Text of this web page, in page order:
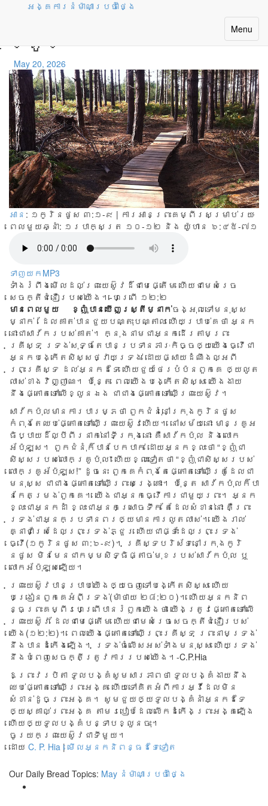
អង្គការនំម៉ាណាប្រចាំថ្ងៃ
Toggle
Menu
ត្រូវ
May 20, 2026
អាន : ១កូរិនថូស ៣:១-៩ | ការអានព្រះគម្ពីរសម្រាប់រយៈ
ពេលមួយឆ្នាំ: ១របាក្សត្រ ១០-១២ និង យ៉ូហាន ៦:៤៥-៧១
ទាញយកMP3
ទាំង​រំពឹង​មើល​ដល់​ព្រះយេស៊ូវ​ដ៏​ជា​មេ​ផ្តើម ហើយ​ជា​មេ​សំរេច​
សេចក្តី​ជំនឿ​របស់​យើង។-ហេព្រើ ១២:២
មា ន​ពេលមួយ ខ្ញុំបាន​ឃើញស្ត្រីម្នាក់​ចង្អុល​ទៅ​មនុ​ស្ស
ម្នាក់ ដែលគា​ត់​បា​នជួយ​​បណ្តុះ​​បណ្តាល ហើយ​ប្រាប់​គេ​ថា​ អ្នក
នោះ​ជាសា​វ័ក​របស់​គាត់។ ក្នុង​នាម​ជាអ្នកដើរ​តាមព្រះ​
គ្រីស្ទ ទ្រង់​សុ​ទ្ធ​តែ​បា​នប្រទានភារៈ​កិច្ច​ឲ្យ​យើងធ្វើជា​
អ្នក​បង្កើត​សិស្ស​ថ្វាយទ្រ​ង់ ដោយ​ផ្សាយ​ដំណឹងល្អពី​​
ព្រះគ្រី​ស្ទ ដល់​អ្នកដ​ទៃ ហើយ​ជួយ​ថែរបំប៉​នពួកគេ ឲ្យ​លូត​
លាស់ខា​ង​វិ​ញ្ញាណ។ ប៉ុន្តែ ពេល​យើង​បង្កើត​សិស្ស យើង​ងាយ​
នឹងផ្តោត​ទៅលើ​ខ្លួន​ឯ​ង ជា​ជាង​ផ្តោត​ទៅ​លើ​ព្រះយេ​ស៊ូវ​។
សាវ័ក​ប៉ុល​មា​ន​កា​របា​រម្ភ​ថា ពួក​ជំនុំ​នៅ​ក្រុង​កូរិន​ថូស​
កំពុង​តែ​ឈប់​ផ្តោត​ទៅ​លើ​ព្រះ​យេស៊ូវ​ហើយ​។ នៅសម័យ​នោះ មាន​គ្រូអ​
ធិប្បាយ​ដ៏​ល្បីពីរ​នា​ក់នៅ​ទី​ក្រុងនោះ គឺសាវ័កប៉ុ​ល និង​លោក​
អ័ប៉ុឡូស។ ពួក​ជំនុំ​​ក៏បា​ន​បែ​ក​បាក់ ដោយ​អ្នក​ខ្លះថា “ខ្ញុំជា​
សិស្ស​រប​ស់លោ​ក​គ្រូប៉ុ​ល” ហើយ​ខ្លះទៀ​ត​ថា​ “ខ្ញុំ​ជា​សិស្សរ​បស់​
លោក​គ្រូអ័ប៉ុឡូស!” ដូច​នេះ ពួក​គេ​កំពុ​ង​តែ​ផ្តោតទៅលើគ្រូ​ដែ​លជា​​
ម​នុស្ស ជា​ជាង​ផ្តោត​ទៅ​លើ​ព្រះ​សង្រ្គោះ។ ប៉ុន្តែ សាវ័ក​ប៉ុ​ល​ក៏បា​
ន​កែ​តម្រង់​ពួ​​កគេ។ យើង​ជា​អ្នក​ធ្វើ​​កា​រ​ជាមួយព្រះ​។ អ្នក​
ខ្លះជា​អ្ន​កដាំ​ ខ្លះជា​អ្ន​កស្រោច​ទឹក តែ​ដែល​សំខាន់​នោះ គឺ​ព្រះ
ទ្រង់ជា​អ្ន​​កប្រទានព​រ​ឲ្យមា​ន​ការ​លូត​លា​ស់។ យើង​​រាល់​​​
គ្នា​​​ជា​ស្រែ​ដែល​ព្រះ​ទ្រង់​ភ្ជួរ ហើយ​ជា​ផ្ទះ​ដែល​ព្រះ​ទ្រង់​
ធ្វើ(១កូរិនថូស ៣:៦-៩)។ គ្រីស្ទ​បរិ​ស័​ទនៅ​ក្រុ​ងកូ​រិ​
នថូ​ស មិន​មែន​ជា​កម្មសិ​ទ្ធិផ្តា​ច់មុខ​រ​បស់សាវ័ក​ប៉ុល ឬ​
លោកអ័​ប៉ុឡូស​ឡើយ។
ព្រះ​យេស៊ូវ​បាន​ប្រាប់​យើង​ឲ្យចេ​ញទៅ​បង្កើតសិ​ស្ស ហើយ​
បង្រៀន​ពួក​គេ​អំពី​ទ្រង់​(ម៉ាថាយ ២៨:២០)។ ហើយ​អ្នក​និព​
ន្ធព្រះ​គម្ពី​រហេព្រើបា​នរំ​ឭក​យើ​ង​ថា យើង​ត្រូវ​ផ្តោត​ទៅ​លើ
ព្រះ​យេស៊ូវ ដែល​ជា​​មេ​​ផ្តើម ហើ​យ​​ជា​​មេ​សំរេច​សេចក្តី​ជំនឿ​របស់​
យើង(១២:២)។ ពេល​យើង​ផ្តោ​ត​ទៅ​លើ​ព្រះគ្រីស្ទ ព្រះនា​ម​ទ្រ​ង់
នឹង​បានដំ​កើង​ឡើង។ ទ្រង់​ធំលើ​សអ​ស់​ទាំង​មនុ​ស្ស ហើយ​ទ្រង់​
នឹង​បំពេញ​សេចក្តី​ត្រូវ​ការរ​បស់​យើង។-C.P.Hia
ឱ​ព្រះវ​រ​បិតា ទូល​បង្គំ​សូមសា​រភាព​ថា ទូល​បង្គំ​ងា​យ​នឹ​ង​
ឈប់​ផ្តោត​ទៅ​លើព្រះ​អង្គ ហើយទៅ​គិ​តអំ​ពីការអ្វី​ដែលមិ​ន​
សំខាន់​ដូ​ចព្រះ​អ​ង្គ។ សូម​ជួយ​ឲ្យទូ​លប​ង្គំនាំអ្នកដ​ទៃ​
ឲ្យស្គាល់​ព្រះអង្គ តាម​របៀប​ដែល​លើក​ដំកើ​ងព្រះអង្គ​ឡើង
ហើយ​ឲ្យទូល​បង្គំប​ន្ទាប​ខ្លួន​ចុះ។
ចូរ​យក​ព្រះយេ​ស៊ូវ​ជាទីមួយ។
ដោយ C. P. Hia | មើលអ្នកនិពន្ធដទៃទៀត
Our Daily Bread Topics: May នំម៉ាណាប្រចាំថ្ងៃ